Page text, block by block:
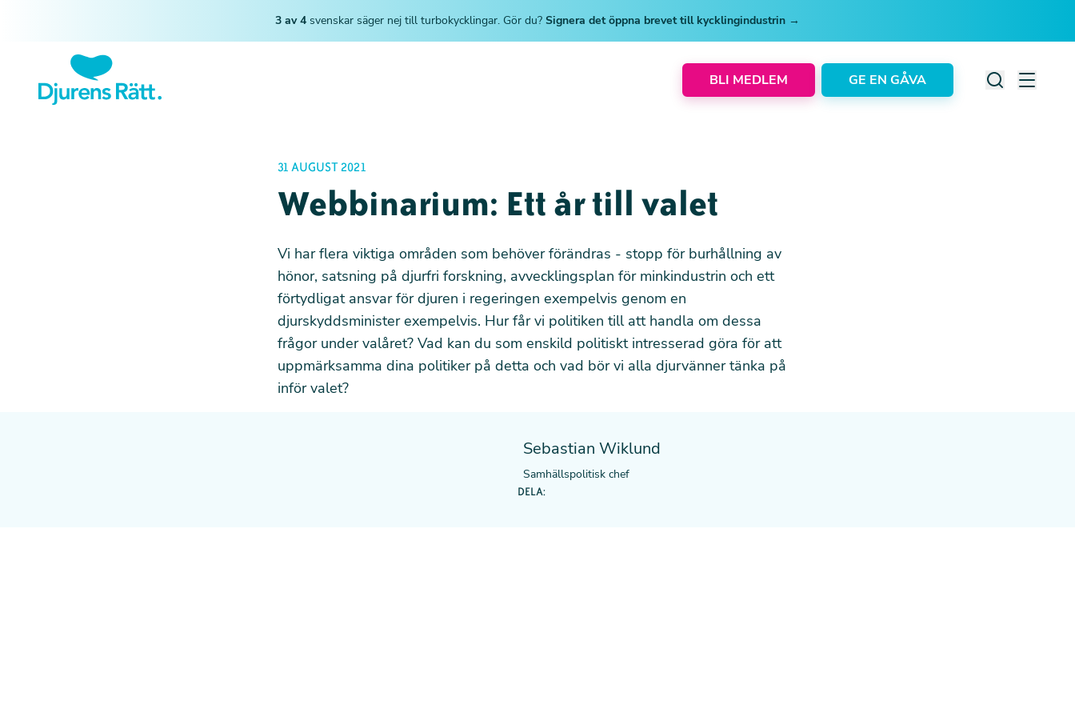
3 av 4 svenskar säger nej till turbokycklingar. Gör du? Signera det öppna brevet till kycklingindustrin →
BLI MEDLEM GE EN GÅVA
31 AUGUST 2021
Webbinarium: Ett år till valet
Vi har flera viktiga områden som behöver förändras - stopp för burhållning av
hönor, satsning på djurfri forskning, avvecklingsplan för minkindustrin och ett
förtydligat ansvar för djuren i regeringen exempelvis genom en
djurskyddsminister exempelvis. Hur får vi politiken till att handla om dessa
frågor under valåret? Vad kan du som enskild politiskt intresserad göra för att
uppmärksamma dina politiker på detta och vad bör vi alla djurvänner tänka på
inför valet?
Sebastian Wiklund
Samhällspolitisk chef
DELA: